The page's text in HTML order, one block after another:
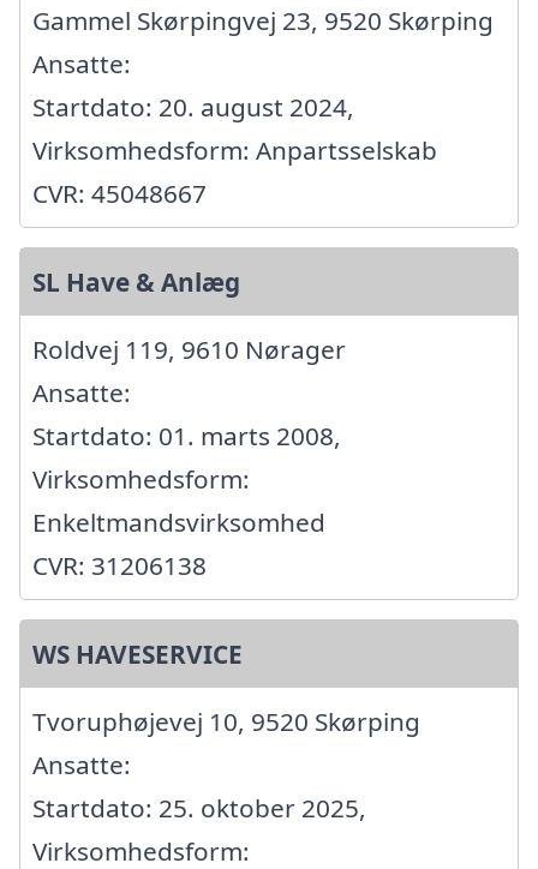
Gammel Skørpingvej 23, 9520 Skørping
Ansatte:
Startdato: 20. august 2024,
Virksomhedsform: Anpartsselskab
CVR: 45048667
SL Have & Anlæg
Roldvej 119, 9610 Nørager
Ansatte:
Startdato: 01. marts 2008,
Virksomhedsform:
Enkeltmandsvirksomhed
CVR: 31206138
WS HAVESERVICE
Tvoruphøjevej 10, 9520 Skørping
Ansatte:
Startdato: 25. oktober 2025,
Virksomhedsform: